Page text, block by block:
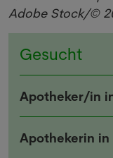
Adobe Stock/©
Gesucht
Apotheker/in
Apothekerin in